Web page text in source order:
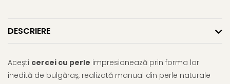
DESCRIERE
Acești cercei cu perle impresionează prin forma lor
inedită de bulgăraș, realizată manual din perle naturale